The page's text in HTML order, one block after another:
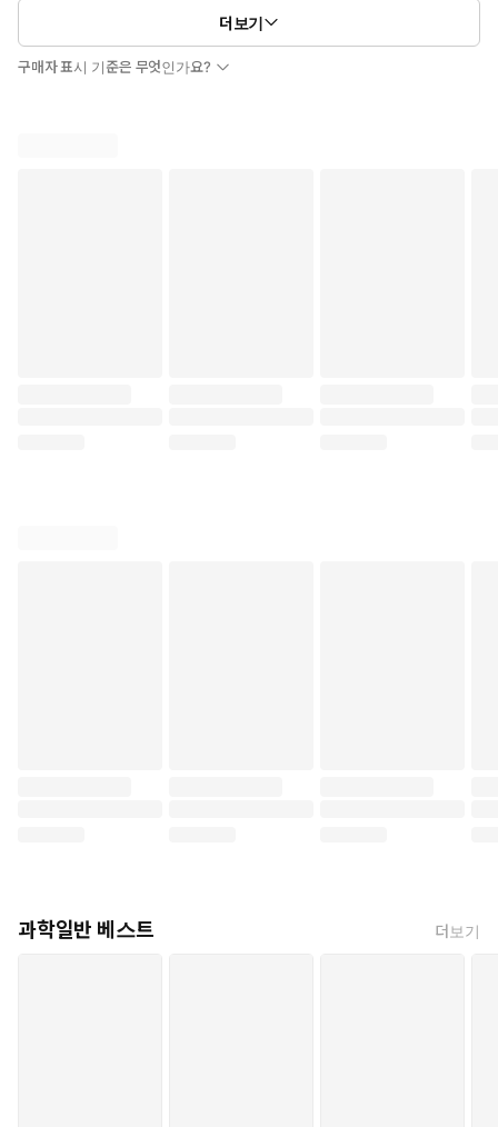
더보기
구매자 표시 기준은 무엇인가요?
과학일반 베스트 더보기